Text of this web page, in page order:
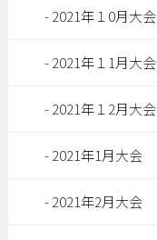
2021年１0月大会
2021年１1月大会
2021年１2月大会
2021年1月大会
2021年2月大会